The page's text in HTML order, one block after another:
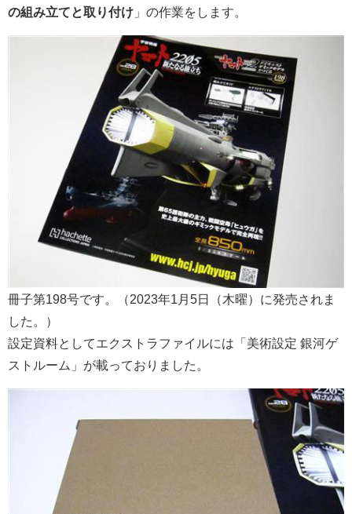
の組み立てと取り付け 」の作業をします。
冊子第198号です。（2023年1月5日（木曜）に発売されま
した。）
設定資料としてエクストラファイルには「美術設定 銀河ゲ
ストルーム」が載っておりました。